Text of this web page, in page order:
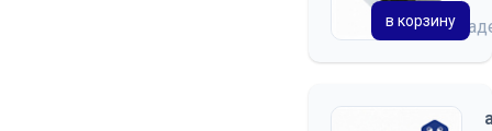
на
в корзину